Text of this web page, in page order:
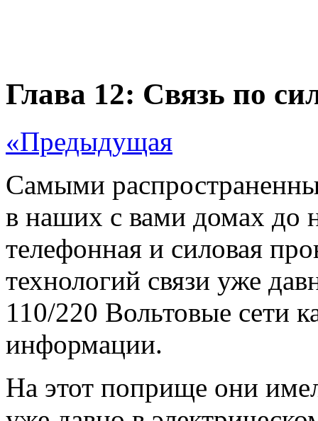
Глава 12: Связь по
«Предыдущая
Самыми
в наших с вами домах до
телефонная и силовая
технологий связи уже
110/220 Вольтовые сети
информации.
На этот поприще они